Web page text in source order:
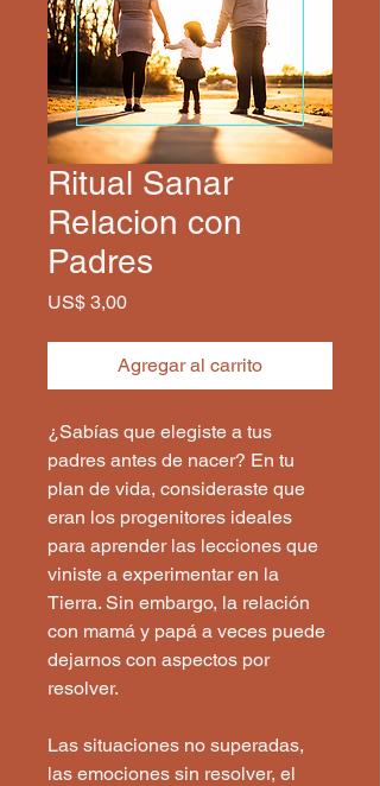
Ritual Sanar
Relacion con
Padres
US$ 3,00Precio
Agregar al carrito
¿Sabías que elegiste a tus
padres antes de nacer? En tu
plan de vida, consideraste que
eran los progenitores ideales
para aprender las lecciones que
viniste a experimentar en la
Tierra. Sin embargo, la relación
con mamá y papá a veces puede
dejarnos con aspectos por
resolver.
Las situaciones no superadas,
las emociones sin resolver, el